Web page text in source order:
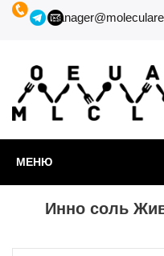
МЕНЮ
Инно соль